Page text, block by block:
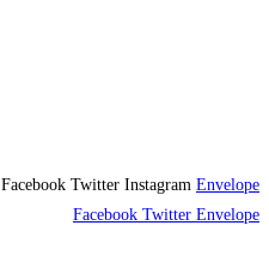
Facebook Twitter Instagram Envelope
Facebook Twitter Envelope